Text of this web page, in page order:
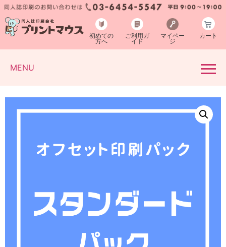
初めての
方へ
ご利用ガ
イド
マイペー
ジ
カート
MENU